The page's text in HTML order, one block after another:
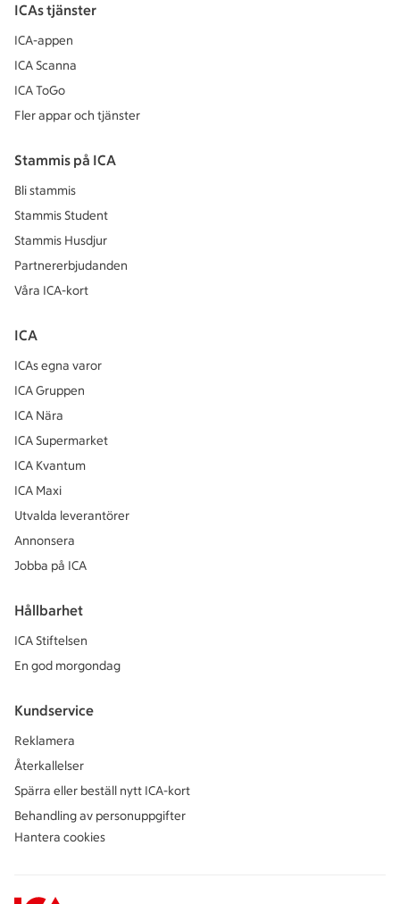
ICAs tjänster
ICA-appen
ICA Scanna
ICA ToGo
Fler appar och tjänster
Stammis på ICA
Bli stammis
Stammis Student
Stammis Husdjur
Partnererbjudanden
Våra ICA-kort
ICA
ICAs egna varor
ICA Gruppen
ICA Nära
ICA Supermarket
ICA Kvantum
ICA Maxi
Utvalda leverantörer
Annonsera
Jobba på ICA
Hållbarhet
ICA Stiftelsen
En god morgondag
Kundservice
Reklamera
Återkallelser
Spärra eller beställ nytt ICA-kort
Behandling av personuppgifter
Hantera cookies